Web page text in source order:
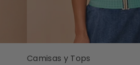
Camisas y Tops